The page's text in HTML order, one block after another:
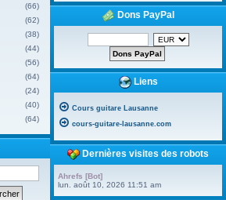
(66)
(62)
(38)
(44)
(56)
(64)
(24)
(40)
(64)
Dons PayPal
Liens
Cours guitare Lausanne
cours-guitare-lausanne.com
Dernières visites des robots
Ahrefs [Bot]
lun. août 10, 2026 11:51 am